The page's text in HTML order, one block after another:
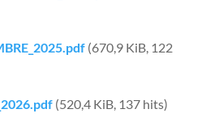
(670,9 KiB, 122
(520,4 KiB, 137 hits)